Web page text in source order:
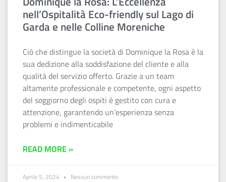
nell’Ospitalità Eco-friendly sul Lago di
Garda e nelle Colline Moreniche
Ciò che distingue la società di Dominique la Rosa è la
sua dedizione alla soddisfazione del cliente e alla
qualità del servizio offerto. Grazie a un team
altamente professionale e competente, ogni aspetto
del soggiorno degli ospiti è gestito con cura e
attenzione, garantendo un’esperienza senza
problemi e indimenticabile
READ MORE »
Aprile 5, 2024 Nessun commento